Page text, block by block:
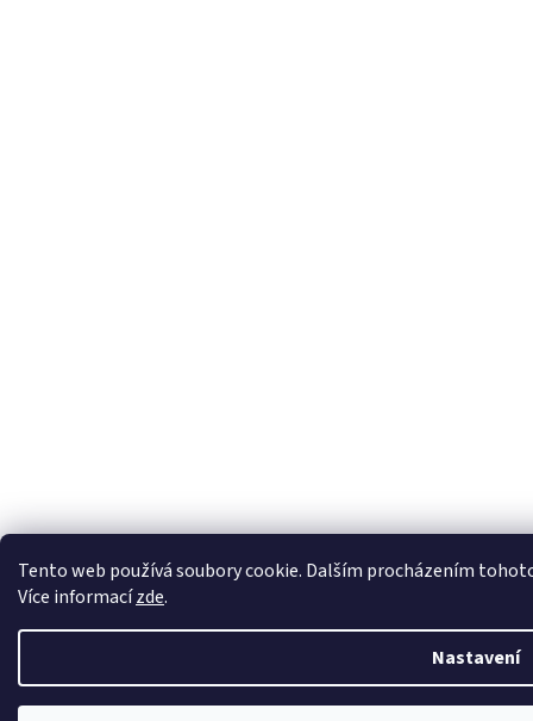
Tento web používá soubory cookie. Dalším procházením
Více informacízde.
Nastavení